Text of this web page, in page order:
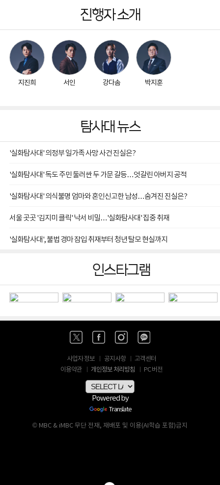
진행자 소개
지진희 서인 강다솜 박지훈
탐사대 뉴스
'실화탐사대' 의정부 일가족 사망 사건 진실은?
'실화탐사대' 독도 주민 둘러싼 두 가문 갈등…엇갈린 아버지 공적
'실화탐사대' 의식불명 엄마와 혼인신고한 남성…숨겨진 진실은?
서울 곳곳 '김지미 클릭' 낙서 비밀…'실화탐사대' 집중 취재
'실화탐사대', 불법 경마 잠입 취재부터 청년 탈모 현실까지
인스타그램
사업자 정보 공지사항
고객센터
이용약관
개인정보 처리방침 PC 버전
Powered by
Translate
© MBC & iMBC 무단 전재, 재배포 및 이용(AI학습 포함)금지